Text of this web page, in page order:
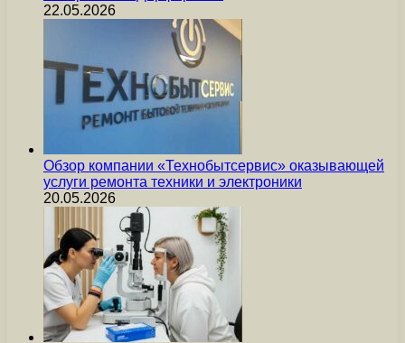
22.05.2026
Обзор компании «Технобытсервис» оказывающей
услуги ремонта техники и электроники
20.05.2026